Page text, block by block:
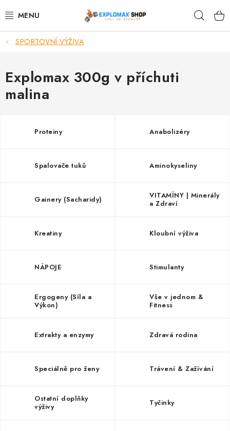
na
%AKCE
NOVINKY
SPORTOVNÍ VÝŽIVA
🧬 DLOUHOVĚKOST
ZNAČKY
Vše o nákupu
SPORTOVNÍ VÝŽIVA
Explomax 300g v příchuti
malina
Proteiny Anabolizéry
Spalovače tuků Aminokyseliny
Gainery (Sacharidy)
VITAMÍNY | Minerály
a Zdraví
Kreatiny Kloubní výživa
NÁPOJE Stimulanty
Ergogeny (Síla a
Výkon)
Vše v jednom &
Fitness
Extrakty a enzymy Zdravá rodina
Speciálně pro ženy Trávení & Zažívání
Ostatní doplňky
výživy
Tyčinky